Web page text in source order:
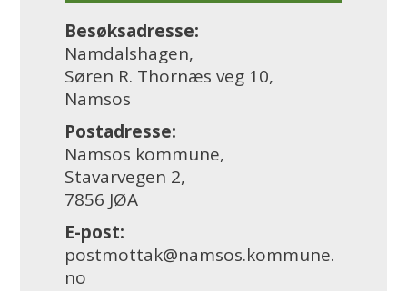
Besøksadresse:
Namdalshagen,
Søren R. Thornæs veg 10,
Namsos
Postadresse:
Namsos kommune,
Stavarvegen 2,
7856 JØA
E-post:
postmottak@namsos.kommune.
no